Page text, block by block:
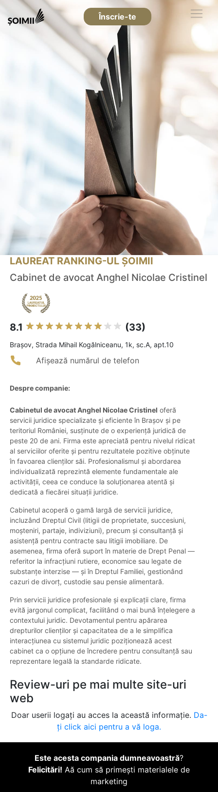
Înscrie-te
LAUREAT RANKING-UL ȘOIMII
Cabinet de avocat Anghel Nicolae Cristinel
8.1 (33)
Braşov, Strada Mihail Kogălniceanu, 1k, sc.A, apt.10
Afișează numărul de telefon
Despre companie:
Cabinetul de avocat Anghel Nicolae Cristinel oferă
servicii juridice specializate și eficiente în Brașov și pe
teritoriul României, susținute de o experiență juridică de
peste 20 de ani. Firma este apreciată pentru nivelul ridicat
al serviciilor oferite și pentru rezultatele pozitive obținute
în favoarea clienților săi. Profesionalismul și abordarea
individualizată reprezintă elemente fundamentale ale
activității, ceea ce conduce la soluționarea atentă și
dedicată a fiecărei situații juridice.
Cabinetul acoperă o gamă largă de servicii juridice,
incluzând Dreptul Civil (litigii de proprietate, succesiuni,
moșteniri, partaje, indiviziuni), precum și consultanță și
asistență pentru contracte sau litigii imobiliare. De
asemenea, firma oferă suport în materie de Drept Penal —
referitor la infracțiuni rutiere, economice sau legate de
substanțe interzise — și în Dreptul Familiei, gestionând
cazuri de divorț, custodie sau pensie alimentară.
Prin servicii juridice profesionale și explicații clare, firma
evită jargonul complicat, facilitând o mai bună înțelegere a
contextului juridic. Devotamentul pentru apărarea
drepturilor clienților și capacitatea de a le simplifica
interacțiunea cu sistemul juridic poziționează acest
cabinet ca o opțiune de încredere pentru consultanță sau
reprezentare legală la standarde ridicate.
Review-uri pe mai multe site-uri
web
Doar userii logați au acces la această informație. Da-
ți click aici pentru a vă loga.
Este acesta compania dumneavoastră?
Felicitări! Aă cum să primești materialele de
marketing